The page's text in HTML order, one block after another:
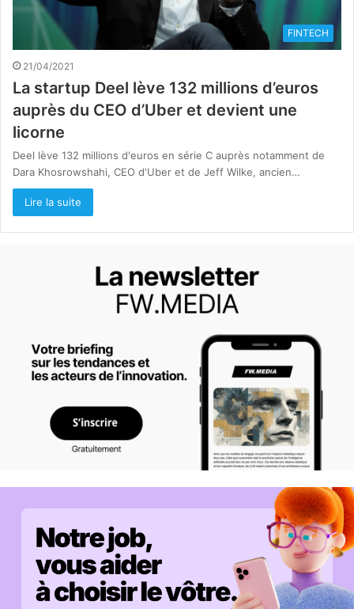
FINTECH
21/04/2021
La startup Deel lève 132 millions d’euros
auprès du CEO d’Uber et devient une
licorne
Deel lève 132 millions d'euros en série C auprès notamment de
Dara Khosrowshahi, CEO d'Uber et de Jeff Wilke, ancien…
Lire la suite